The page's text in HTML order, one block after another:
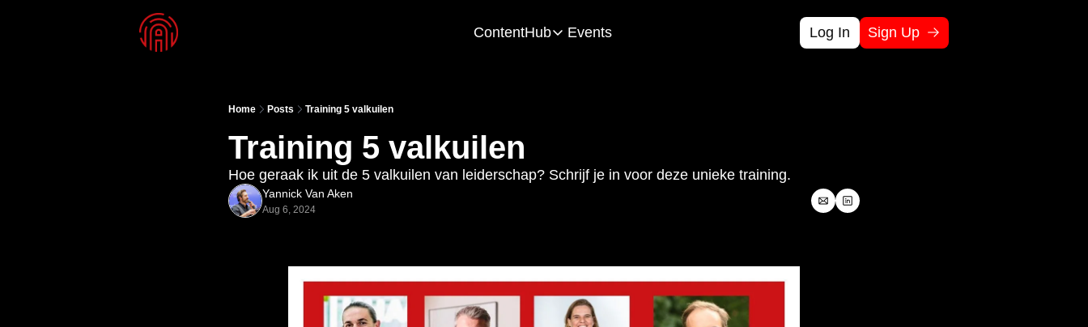
ContentHub
ContentHub
Share challenges and lessons learned with your peers
Events Log In Sign Up
Home Posts Training 5 valkuilen
Training 5 valkuilen
Hoe geraak ik uit de 5 valkuilen van leiderschap? Schrijf je in voor deze unieke training.
Yannick Van Aken
Aug 6, 2024